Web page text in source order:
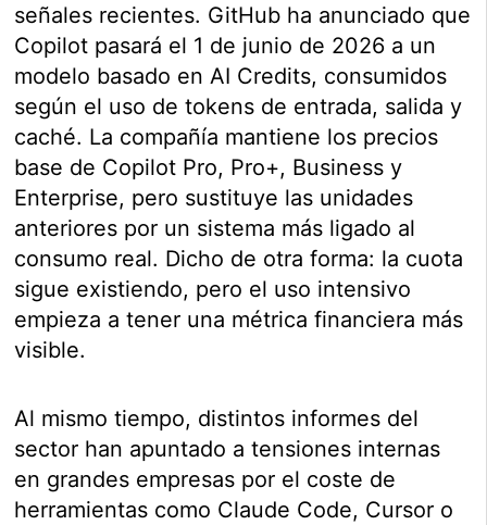
señales recientes. GitHub ha anunciado que
Copilot pasará el 1 de junio de 2026 a un
modelo basado en AI Credits, consumidos
según el uso de tokens de entrada, salida y
caché. La compañía mantiene los precios
base de Copilot Pro, Pro+, Business y
Enterprise, pero sustituye las unidades
anteriores por un sistema más ligado al
consumo real. Dicho de otra forma: la cuota
sigue existiendo, pero el uso intensivo
empieza a tener una métrica financiera más
visible.
Al mismo tiempo, distintos informes del
sector han apuntado a tensiones internas
en grandes empresas por el coste de
herramientas como Claude Code, Cursor o